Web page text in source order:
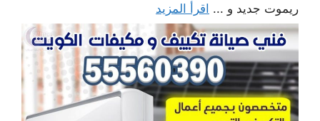
ريموت جديد و ... اقرأ المزيد